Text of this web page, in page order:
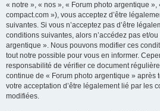
« notre », « nos », « Forum photo argentique »,
compact.com »), vous acceptez d’être
suivantes. Si vous n’acceptez pas d’être
conditions suivantes, alors n’accédez pas et/
argentique ». Nous pouvons modifier ces
tout notre possible pour vous en informer.
responsabilité de vérifier ce document
continue de « Forum photo argentique » après
votre acceptation d’être légalement lié par les
modifiées.